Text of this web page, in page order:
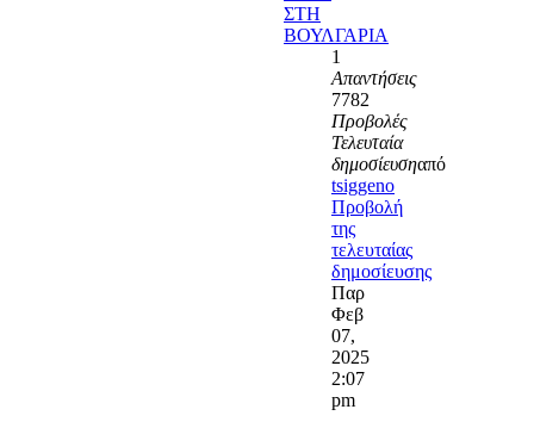
ΣΤΗ
ΒΟΥΛΓΑΡΙΑ
1
Απαντήσεις
7782
Προβολές
Τελευταία
δημοσίευσηαπό
tsiggeno
Προβολή
της
τελευταίας
δημοσίευσης
Παρ
Φεβ
07,
2025
2:07
pm